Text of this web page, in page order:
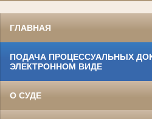
ГЛАВНАЯ
ПОДАЧА ПРОЦЕССУАЛЬНЫХ
ЭЛЕКТРОННОМ ВИДЕ
О СУДЕ